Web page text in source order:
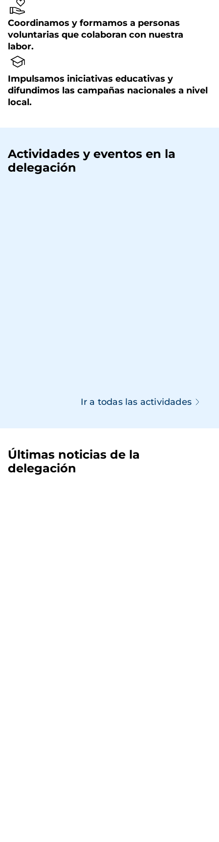
Coordinamos y formamos a personas
voluntarias que colaboran con nuestra
labor.
Impulsamos iniciativas educativas y
difundimos las campañas nacionales a nivel
local.
Actividades y eventos en la
delegación
Ir a todas las actividades
Últimas noticias de la
delegación